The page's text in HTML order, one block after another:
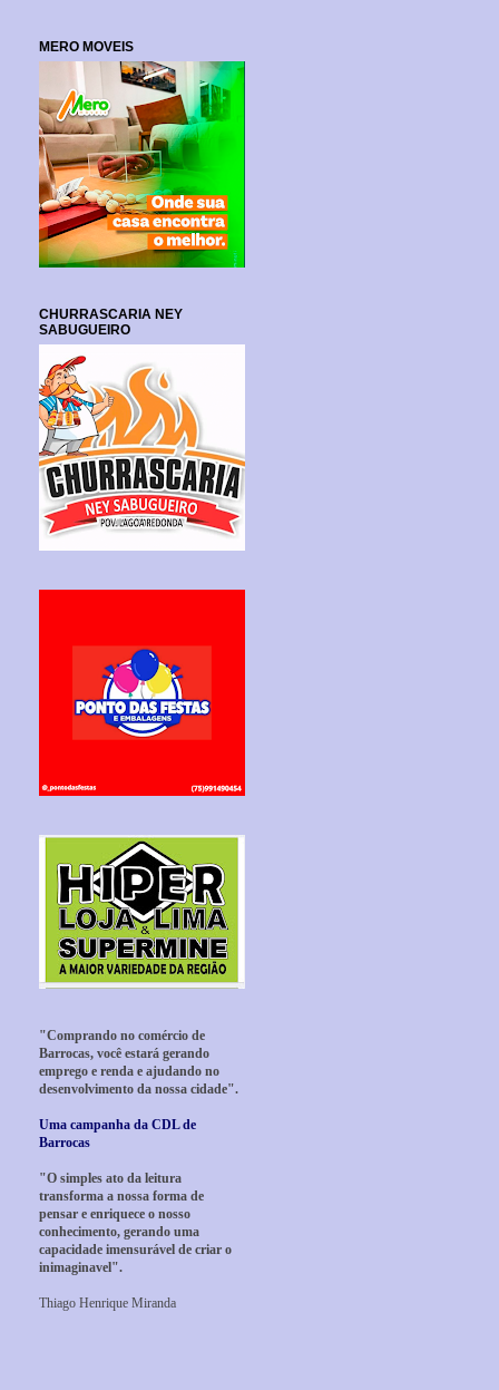
MERO MOVEIS
CHURRASCARIA NEY
SABUGUEIRO
"Comprando no comércio de
Barrocas, você estará gerando
emprego e renda e ajudando no
desenvolvimento da nossa cidade".
Uma campanha da CDL de
Barrocas
"O simples ato da leitura
transforma a nossa forma de
pensar e enriquece o nosso
conhecimento, gerando uma
capacidade imensurável de criar o
inimaginavel".
Thiago Henrique Miranda